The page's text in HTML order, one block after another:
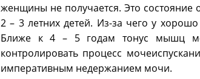
женщины не получается. Это состояние
2 – 3 летних детей. Из-за чего у
Ближе к 4 – 5 годам тонус мышц
контролировать процесс
императивным недержанием мочи.